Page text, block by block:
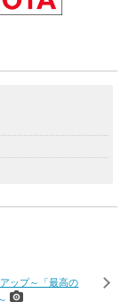
ップ～「最高の